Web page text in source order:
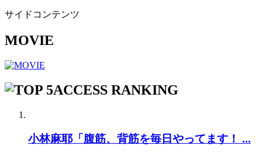
サイドコンテンツ
MOVIE
ACCESS RANKING
小林麻耶「腹筋、背筋を毎日やってます！ ...